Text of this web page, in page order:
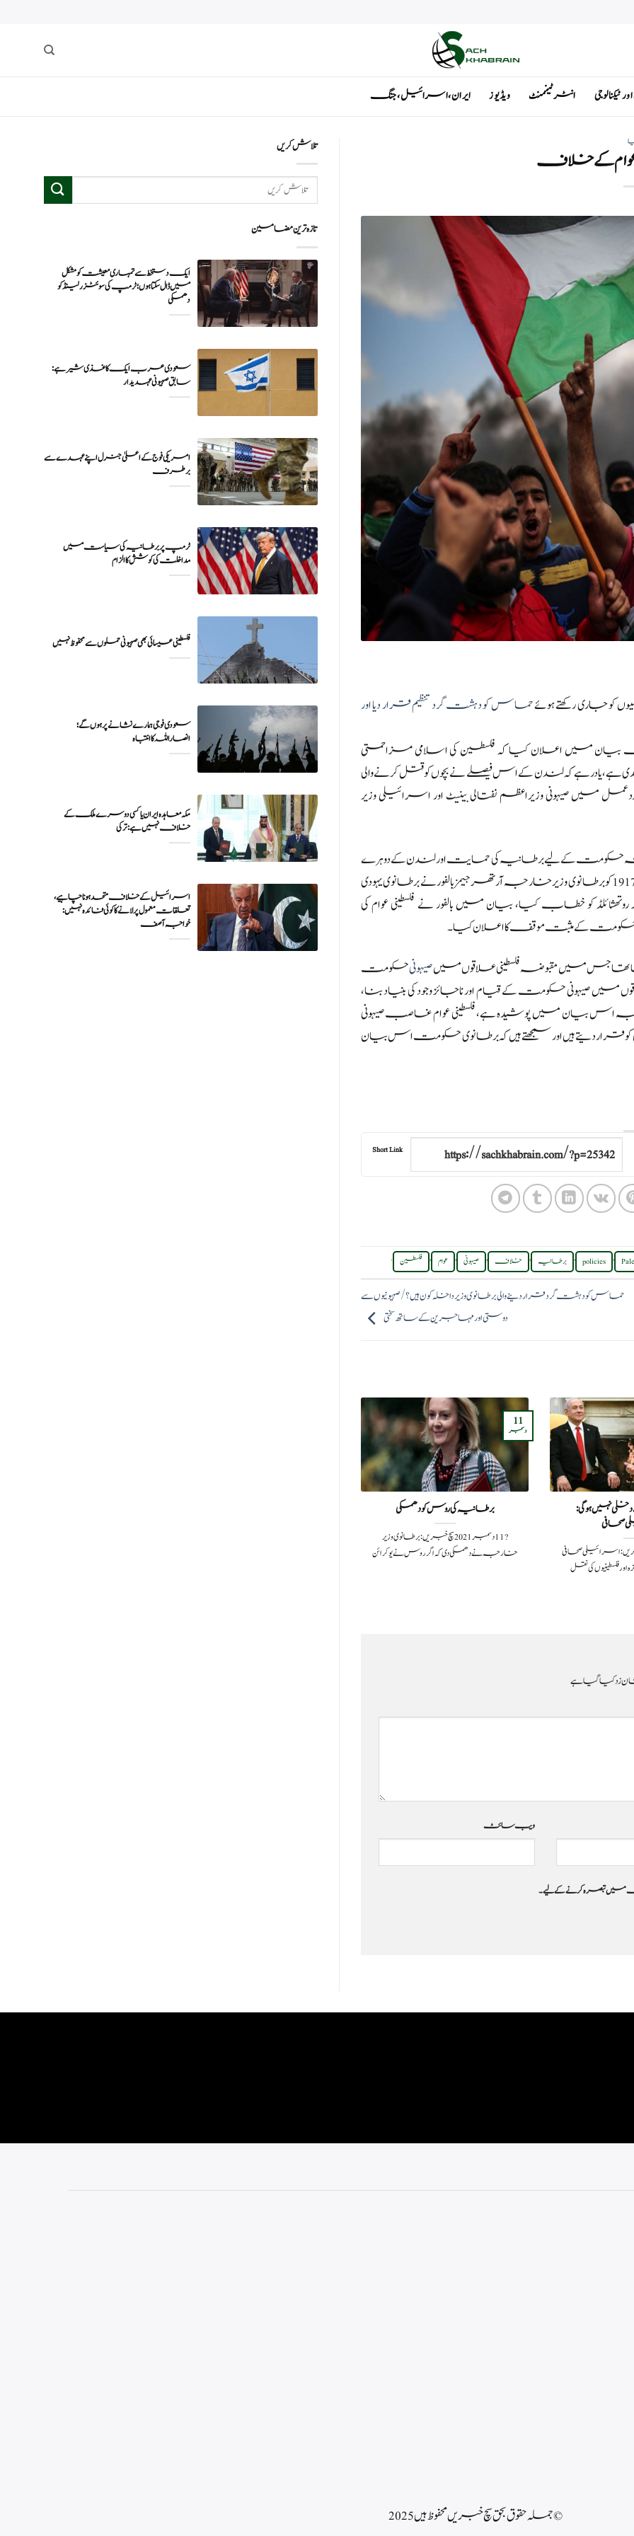
انٹرٹینمنٹ ویڈیوز ایران ، اسرائیل ، جنگ
عوام کے خلاف
کو جاری رکھتے ہوئےحماس کو دہشت گرد تنظیم قرار دیا اور
پریٹی پٹیل نے کل (جمعہ، 19 نومبر) ایک بیان میں اعلان کیا کہ فلسطین کی اسلامی مزاحمتی
کہ لندن کے اس فیصلے نے بچوں کو قتل کرنے والی
وزیراعظم نفتالی بینیٹ اور اسرائیلی وزیر
کے لیے برطانیہ کی حمایت اور لندن کے دوہرے
معیار اور منافقت کی تصدیق کے طور پر دیکھا،یادرہے کہ 2 نومبر 1917 کو برطانوی وزیر خارجہ آرتھر جیمز بالفور نے برطانوی یہودی
کو خطاب کیا، بیان میں بالفور نے فلسطینی عوام کی
حکومت کے مثبت موقف کا اعلان کیا۔
جس میں مقبوضہ فلسطینی علاقوں میںصیہونیحکومت
یہی بیان مقبوضہ علاقوں میں صیہونی حکومت کے قیام اور ناجائز وجود کی بنیاد بنا،
بیان میں پوشیدہ ہے، فلسطینی عوام غاصب صیہونی
دیتے ہیں اور سمجھتے ہیں کہ برطانوی حکومت اس بیان
Short Link
,
policies
, برطانیہ , خلاف , صیہونی , عوام , فلسطین .
حماس کو دہشت گرد قرار دینے والی برطانوی وزیر داخلہ کون ہیں؟/ صہیونیوں سے
دوستی اور مہاجرین کے ساتھ سختی
نہیں ہوگی:
صحافی
خبریں: اسرائیلی صحافی
فلسطینیوں کی نقل
برطانیہ کی روس کو دھمکی
?️ 11 دسمبر 2021سچ خبریں:برطانوی وزیر
خارجہ نے دھمکی دی کہ اگر روس نے یوکرائن
11
دسمبر
زد کیا گیا ہے
ویب‌ سائٹ
جب میں تبصرہ کرنے کےلیے۔
تلاش کریں
تازہ ترین مضامین
ایک دستخط سے تمہاری معیشت کو مشکل
میں ڈال سکتا ہوں؛ ٹرمپ کی سوئٹزرلینڈ کو
دھمکی
سعودی عرب ایک کاغذی شیر ہے:
سابق صہیونی عہدیدار
امریکی فوج کے اعلیٰ جنرل اپنے عہدے سے
برطرف
ٹرمپ پر برطانیہ کی سیاست میں
مداخلت کی کوشش کا الزام
فلسطینی عیسائی بھی صہیونی حملوں سے محفوظ نہیں
سعودی فوجی ہمارے نشانے پر ہوں گے؛
انصاراللہ کا انتباہ
مکہ معاہدہ ایران یا کسی دوسرے ملک کے
خلاف نہیں ہے: ترکی
اسرائیل کے خلاف متحد ہونا چاہیے،
تعلقات معمول پر لانے کا کوئی فائدہ نہیں:
خواجہ آصف
© جملہ حقوق بحق سچ خبریں محفوظ ہیں 2025